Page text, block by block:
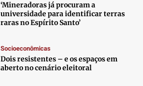
‘Mineradoras já procuram a
universidade para identificar terras
raras no Espírito Santo’
Socioeconômicas
Dois resistentes – e os espaços em
aberto no cenário eleitoral